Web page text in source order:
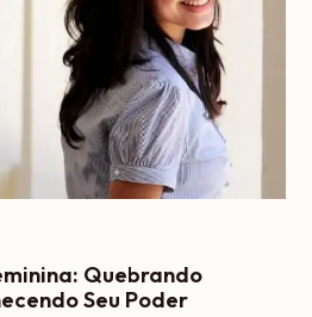
Quebrando
Seu Poder